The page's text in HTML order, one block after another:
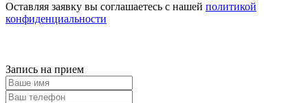
Оставляя заявку вы соглашаетесь с нашей политикой
конфиденциальности
Запись на прием